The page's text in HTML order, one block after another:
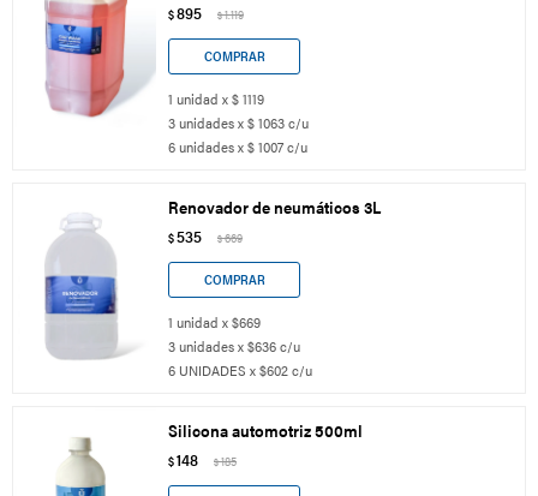
$895 $1.119
1 unidad x $ 1119
3 unidades x $ 1063 c/u
6 unidades x $ 1007 c/u
Renovador de neumáticos 3L
$535 $669
1 unidad x $669
3 unidades x $636 c/u
6 UNIDADES x $602 c/u
Silicona automotriz 500ml
$148 $185